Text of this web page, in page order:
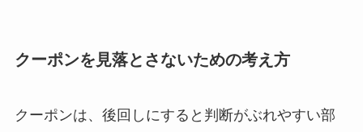
クーポンを見落とさないための考え方
クーポンは、後回しにすると判断がぶれやすい部